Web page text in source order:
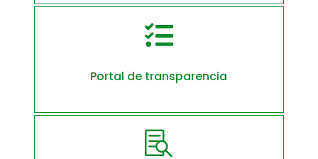

Portal de transparencia
